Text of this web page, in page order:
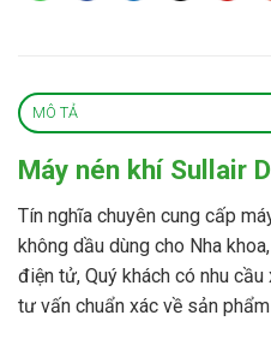
MÔ TẢ
Máy nén khí Sullair
Tín nghĩa chuyên cung cấp
không dầu dùng cho Nha
điện tử, Quý khách có nhu
tư vấn chuẩn xác về sản phẩm